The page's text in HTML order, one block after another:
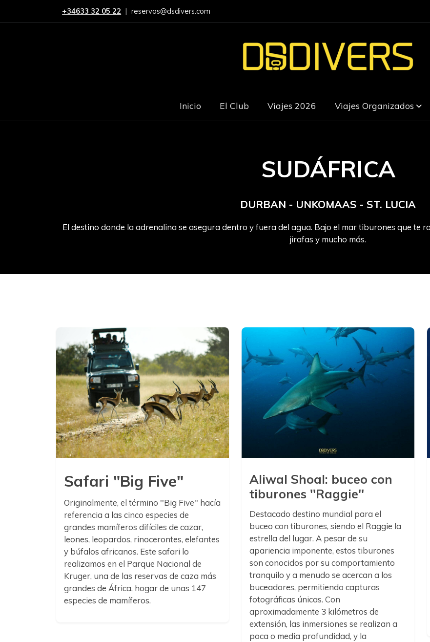
+34633 32 05 22 | reservas@dsdivers.com
Inicio El Club Viajes 2026 Viajes Organizados
SUDÁFRICA
DURBAN - UNKOMAAS - ST. LUCIA
El destino donde la adrenalina se asegura dentro y fuera del agua. Bajo el mar tiburones que te
jirafas y mucho más.
Safari "Big Five"
Originalmente, el término ''Big Five'' hacía
referencia a las cinco especies de
grandes mamíferos difíciles de cazar,
leones, leopardos, rinocerontes, elefantes
y búfalos africanos. Este safari lo
realizamos en el Parque Nacional de
Kruger, una de las reservas de caza más
grandes de África, hogar de unas 147
especies de mamíferos.
Aliwal Shoal: buceo con
tiburones ''Raggie''
Destacado destino mundial para el
buceo con tiburones, siendo el Raggie la
estrella del lugar. A pesar de su
apariencia imponente, estos tiburones
son conocidos por su comportamiento
tranquilo y a menudo se acercan a los
buceadores, permitiendo capturas
fotográficas únicas. Con
aproximadamente 3 kilómetros de
extensión, las inmersiones se realizan a
poca o media profundidad, y la